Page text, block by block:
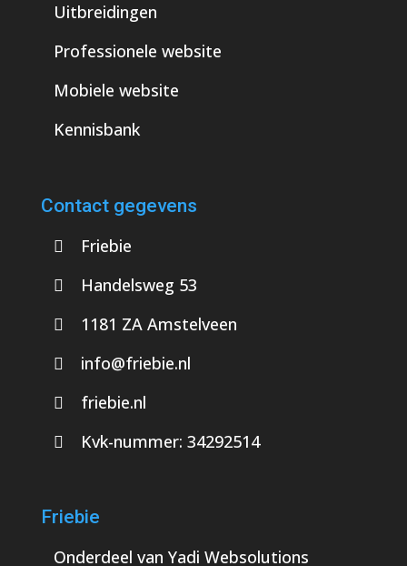
Uitbreidingen
Professionele website
Mobiele website
Kennisbank
Contact gegevens
Friebie
Handelsweg 53
1181 ZA Amstelveen
info@friebie.nl
friebie.nl
Kvk-nummer: 34292514
Friebie
Onderdeel van Yadi Websolutions